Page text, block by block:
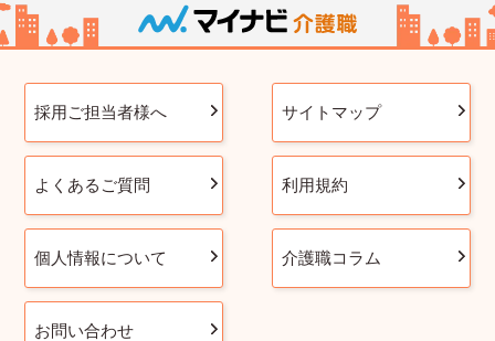
採用ご担当者様へ サイトマップ
よくあるご質問 利用規約
個人情報について 介護職コラム
お問い合わせ